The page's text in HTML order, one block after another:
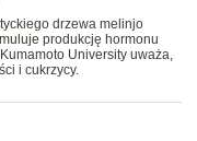
drzewa melinjo
produkcję hormonu
University uważa,
i cukrzycy.